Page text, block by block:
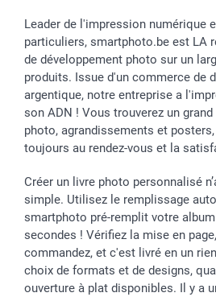
Leader de l'impression numérique
particuliers, smartphoto.be est LA
de développement photo sur un
produits. Issue d'un commerce de
argentique, notre entreprise a
son ADN ! Vous trouverez un
photo, agrandissements et
toujours au rendez-vous et la
Créer un livre photo personnalisé
simple. Utilisez le remplissage
smartphoto pré-remplit votre
secondes ! Vérifiez la mise en
commandez, et c'est livré en un
choix de formats et de designs,
ouverture à plat disponibles. Il y a